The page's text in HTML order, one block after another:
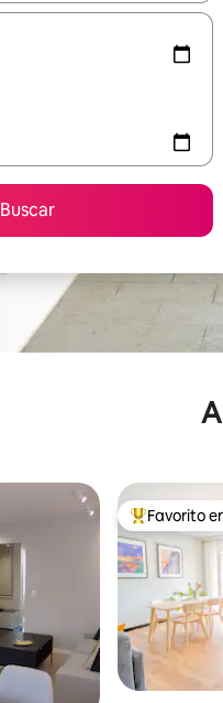
Buscar
Favorito
Favorito